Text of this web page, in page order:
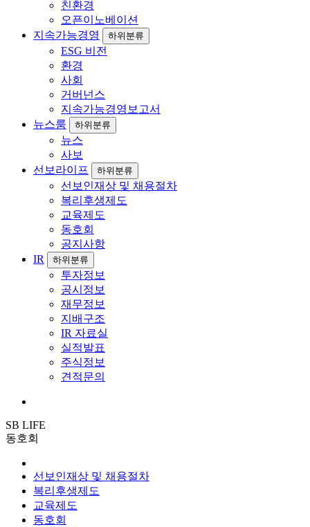
친환경
오픈이노베이션
지속가능경영
하위분류
ESG 비전
환경
사회
거버넌스
지속가능경영보고서
뉴스룸
하위분류
뉴스
사보
선보라이프
하위분류
선보인재상 및 채용절차
복리후생제도
교육제도
동호회
공지사항
IR
하위분류
투자정보
공시정보
재무정보
지배구조
IR 자료실
실적발표
주식정보
견적문의
SB LIFE
동호회
선보인재상 및 채용절차
복리후생제도
교육제도
동호회